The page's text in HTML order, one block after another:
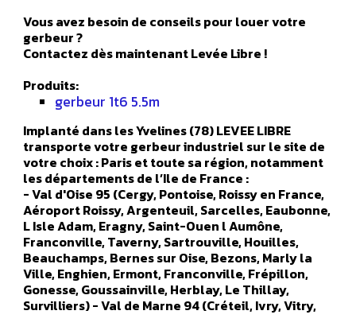
Vous avez besoin de conseils pour louer votre
gerbeur ?
Contactez dès maintenant Levée Libre !
Produits:
gerbeur 1t6 5.5m
Implanté dans les Yvelines (78) LEVEE LIBRE
transporte votre gerbeur industriel sur le site de
votre choix : Paris et toute sa région, notamment
les départements de l’Ile de France :
- Val d'Oise 95 (Cergy, Pontoise, Roissy en France,
Aéroport Roissy, Argenteuil, Sarcelles, Eaubonne,
L Isle Adam, Eragny, Saint-Ouen l Aumône,
Franconville, Taverny, Sartrouville, Houilles,
Beauchamps, Bernes sur Oise, Bezons, Marly la
Ville, Enghien, Ermont, Franconville, Frépillon,
Gonesse, Goussainville, Herblay, Le Thillay,
Survilliers) - Val de Marne 94 (Créteil, Ivry, Vitry,